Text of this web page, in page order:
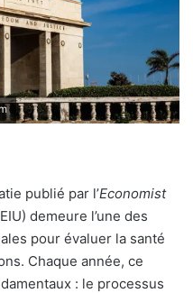
publié par l’Economist
demeure l’une des
pour évaluer la santé
Chaque année, ce
: le processus